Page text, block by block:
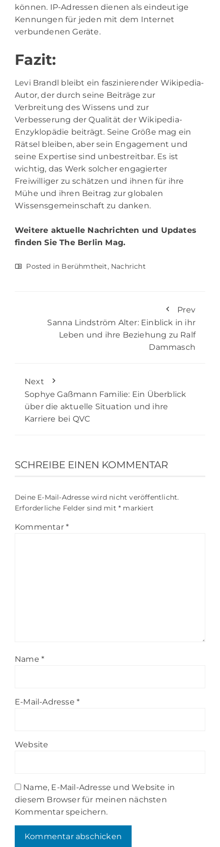
können. IP-Adressen dienen als eindeutige
Kennungen für jeden mit dem Internet
verbundenen Geräte.
Fazit:
Levi Brandl bleibt ein faszinierender Wikipedia-
Autor, der durch seine Beiträge zur
Verbreitung des Wissens und zur
Verbesserung der Qualität der Wikipedia-
Enzyklopädie beiträgt. Seine Größe mag ein
Rätsel bleiben, aber sein Engagement und
seine Expertise sind unbestreitbar. Es ist
wichtig, das Werk solcher engagierter
Freiwilliger zu schätzen und ihnen für ihre
Mühe und ihren Beitrag zur globalen
Wissensgemeinschaft zu danken.
Weitere aktuelle Nachrichten und Updates
finden SieThe Berlin Mag.
Posted in Berühmtheit, Nachricht
Prev
Sanna Lindström Alter: Einblick in ihr
Leben und ihre Beziehung zu Ralf
Dammasch
Next
Sophye Gaßmann Familie: Ein Überblick
über die aktuelle Situation und ihre
Karriere bei QVC
SCHREIBE EINEN KOMMENTAR
Deine E-Mail-Adresse wird nicht veröffentlicht.
Erforderliche Felder sind mit * markiert
Kommentar *
Name *
E-Mail-Adresse *
Website
Name, E-Mail-Adresse und Website in
diesem Browser für meinen nächsten
Kommentar speichern.